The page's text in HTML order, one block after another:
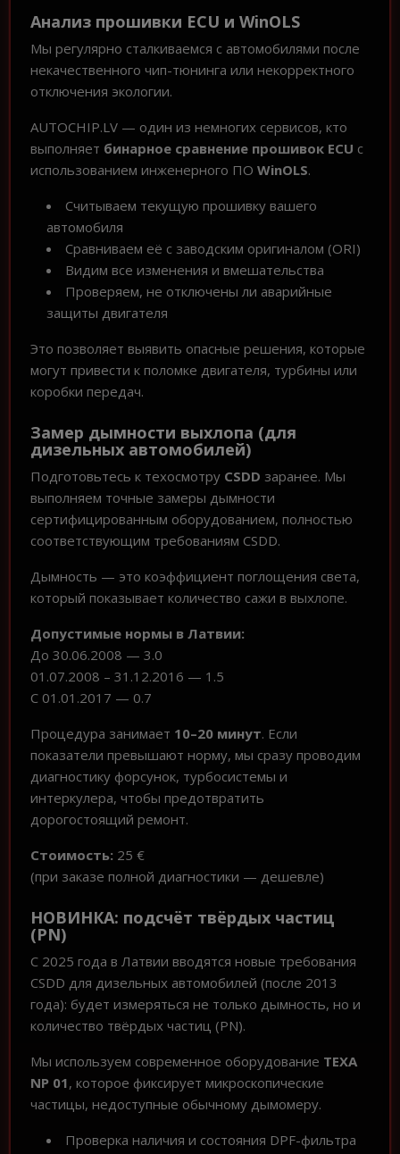
Анализ прошивки ECU и WinOLS
Мы регулярно сталкиваемся с автомобилями после
некачественного чип-тюнинга или некорректного
отключения экологии.
AUTOCHIP.LV — один из немногих сервисов, кто
выполняет бинарное сравнение прошивок ECU с
использованием инженерного ПО WinOLS.
Считываем текущую прошивку вашего
автомобиля
Сравниваем её с заводским оригиналом (ORI)
Видим все изменения и вмешательства
Проверяем, не отключены ли аварийные
защиты двигателя
Это позволяет выявить опасные решения, которые
могут привести к поломке двигателя, турбины или
коробки передач.
Замер дымности выхлопа (для
дизельных автомобилей)
Подготовьтесь к техосмотру CSDD заранее. Мы
выполняем точные замеры дымности
сертифицированным оборудованием, полностью
соответствующим требованиям CSDD.
Дымность — это коэффициент поглощения света,
который показывает количество сажи в выхлопе.
Допустимые нормы в Латвии:
До 30.06.2008 — 3.0
01.07.2008 – 31.12.2016 — 1.5
С 01.01.2017 — 0.7
Процедура занимает 10–20 минут. Если
показатели превышают норму, мы сразу проводим
диагностику форсунок, турбосистемы и
интеркулера, чтобы предотвратить
дорогостоящий ремонт.
Стоимость: 25 €
(при заказе полной диагностики — дешевле)
НОВИНКА: подсчёт твёрдых частиц
(PN)
С 2025 года в Латвии вводятся новые требования
CSDD для дизельных автомобилей (после 2013
года): будет измеряться не только дымность, но и
количество твёрдых частиц (PN).
Мы используем современное оборудование TEXA
NP 01, которое фиксирует микроскопические
частицы, недоступные обычному дымомеру.
Проверка наличия и состояния DPF-фильтра